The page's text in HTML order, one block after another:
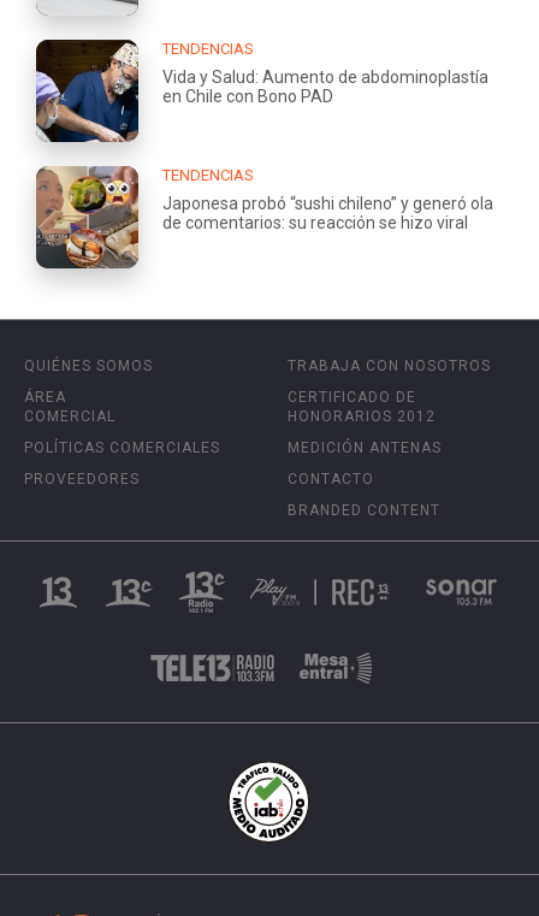
TENDENCIAS
Vida y Salud: Aumento de abdominoplastía
en Chile con Bono PAD
TENDENCIAS
Japonesa probó “sushi chileno” y generó ola
de comentarios: su reacción se hizo viral
QUIÉNES SOMOS
ÁREA
COMERCIAL
POLÍTICAS COMERCIALES
PROVEEDORES
TRABAJA CON NOSOTROS
CERTIFICADO DE
HONORARIOS 2012
MEDICIÓN ANTENAS
CONTACTO
BRANDED CONTENT